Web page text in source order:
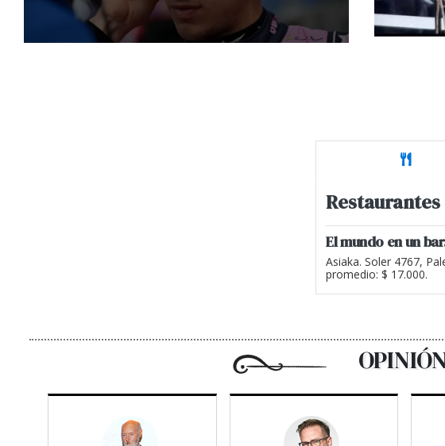
Restaurantes
El mundo en un
Asiaka. Soler 4767,
promedio: $ 17.000.